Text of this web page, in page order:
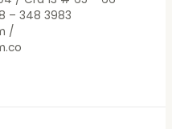
– 348 3983
/